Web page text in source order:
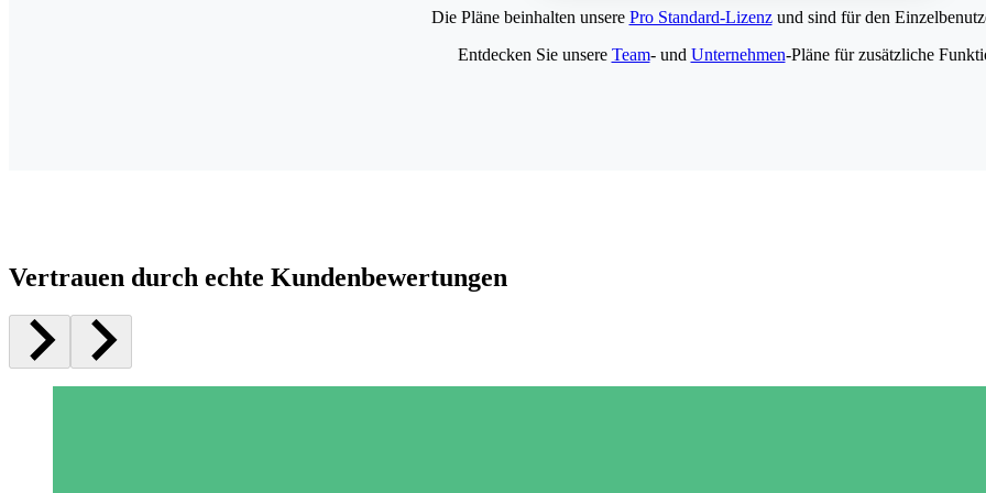
Die Pläne beinhalten unsere Pro Standard-Lizenzund sind für den
Entdecken Sie unsere Team- und Unternehmen-Pläne für zusätzliche
Vertrauen durch echte Kundenbewertungen